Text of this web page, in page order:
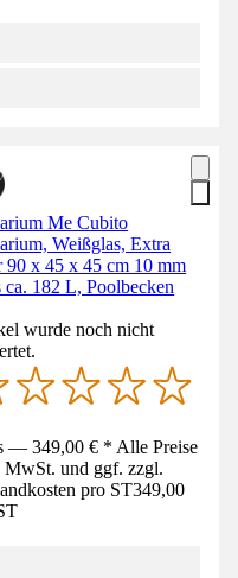
Me Cubito
Weißglas, Extra
90 x 45 x 45 cm 10 mm
ca. 182 L, Poolbecken
wurde noch nicht
— 349,00 € * Alle Preise
und ggf. zzgl.
pro ST349,00